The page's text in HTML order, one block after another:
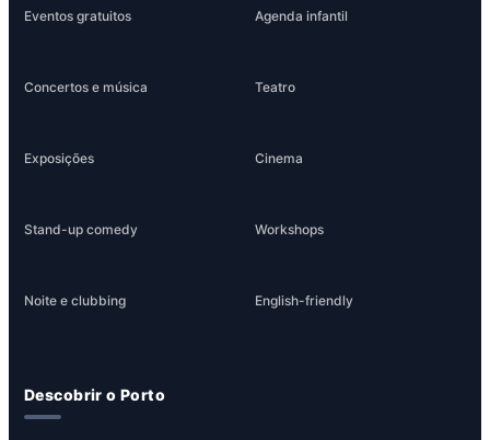
Eventos gratuitos Agenda infantil
Concertos e música Teatro
Exposições Cinema
Stand-up comedy Workshops
Noite e clubbing English-friendly
Descobrir o Porto